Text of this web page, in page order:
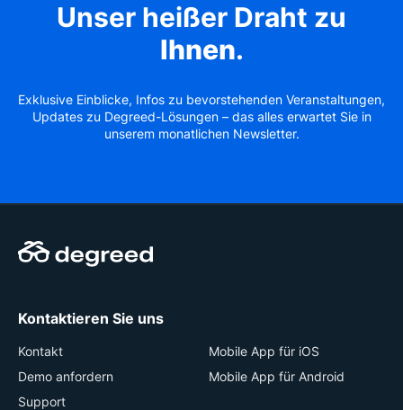
Unser heißer Draht zu
Ihnen.
Exklusive Einblicke, Infos zu bevorstehenden Veranstaltungen,
Updates zu Degreed-Lösungen – das alles erwartet Sie in
unserem monatlichen Newsletter.
Kontaktieren Sie uns
Kontakt
Demo anfordern
Support
Mobile App für iOS
Mobile App für Android